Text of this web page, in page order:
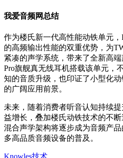
我爱音频网总结
作为楼氏新一代高性能动铁单元
的高频输出性能的双重优势，为
紧凑的声学系统，带来了全新高
Pro旗舰真无线耳机搭载该单元，
知的音质升级，也印证了小型化
的广阔应用前景。
未来，随着消费者听音认知持续
益增长，叠加楼氏动铁技术的不
混合声学架构将逐步成为音频产
多高品质音频设备的普及。
Knowles技术